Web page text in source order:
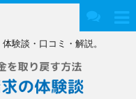
験談・口コミ・解説。